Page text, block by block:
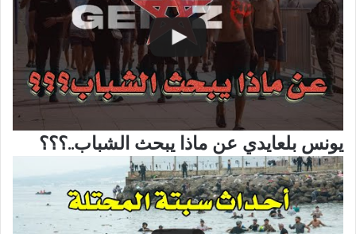
يونس بلعايدي عن ماذا يبحث الشباب..؟؟؟